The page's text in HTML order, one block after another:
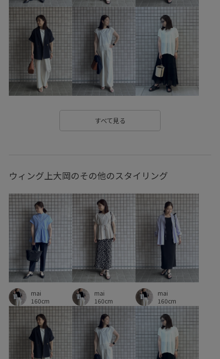
2WAYで使える Aライン Exclusive_GW mefitBAG
ROPÉPICNIC_TIMESALE RP26SS RP26SS_goods
RP26SS_lightouter RP26SS_サマーニット
RP26SS_着映えるサマーニット RP26SS着映えトップス
RP_TS0526 setup_pickup きちんと感 きれいめ
オフィス オフィスカジュアル
カットソー キッズ キャップ キーホルダー
クルーネック ケーブル編み コットン コントラスト
サイズ調整 サテン シアー シアー素材 シボ感
シャツ シワになりにくい シンプル シンプルコーデ
ジャケット ジーンズ スクエアトゥ スッキリ
ストレスフリー セット セットアップ対象商品
タフな素材 タートルネック チェックパンツ
デイリーで活躍 デコルテがきれい トラッド
ナチュラル ニット ニットトップス ハリ感
パンツ パール フリーサイズ ベーシック
すべて見る
ウィング上大岡のその他のスタイリング
mai
160cm
mai
160cm
mai
160cm